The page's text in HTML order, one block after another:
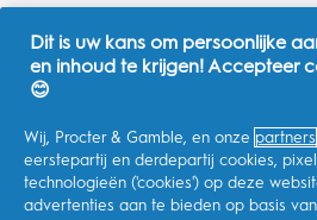
Ik geef toestemming voor
gepersonaliseerde
Dit is uw kans om persoonlijke
en inhoud te krijgen! Accepteer
😊
Wij, Procter & Gamble, en onze partners
eerstepartij en derdepartij cookies,
technologieën ('cookies') op deze
advertenties aan te bieden op basis